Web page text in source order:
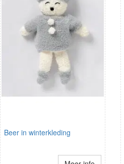
Beer in winterkleding